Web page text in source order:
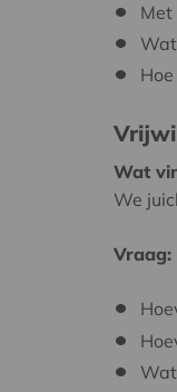
Met
Wat
We
Vraag: